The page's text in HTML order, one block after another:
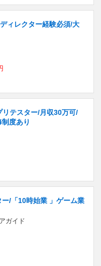
ィレクター経験必須/大
リテスター/月収30万可/
度あり
/「10時始業 」ゲーム業
ガイド